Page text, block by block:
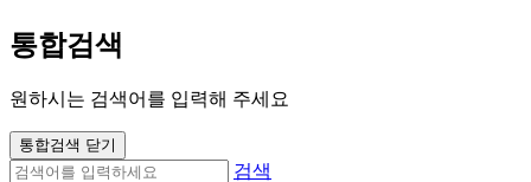
통합검색
원하시는 검색어를 입력해 주세요
통합검색 닫기
검색